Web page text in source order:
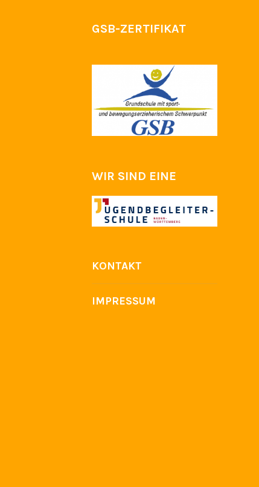
GSB-ZERTIFIKAT
WIR SIND EINE
KONTAKT
IMPRESSUM